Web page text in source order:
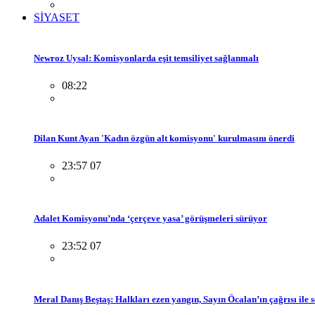
SİYASET
Newroz Uysal: Komisyonlarda eşit temsiliyet sağlanmalı
08:22
Dilan Kunt Ayan 'Kadın özgün alt komisyonu' kurulmasını önerdi
23:57 07
Adalet Komisyonu’nda ‘çerçeve yasa’ görüşmeleri sürüyor
23:52 07
Meral Danış Beştaş: Halkları ezen yangın, Sayın Öcalan’ın çağrısı ile